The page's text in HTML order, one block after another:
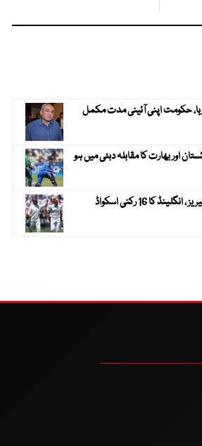
حکومت اپنی آئینی مدت مکمل
کپ 2026، پاکستان اور بھارت کا مقابلہ دبئی میں ہو
پاکستان کیخلاف ٹیسٹ سیریز ، انگلینڈ کا 16 رکنی اسکواڈ